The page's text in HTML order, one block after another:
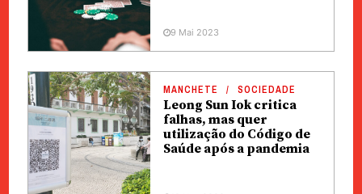
9 Mai 2023
MANCHETE SOCIEDADE
Leong Sun Iok critica
falhas, mas quer
utilização do Código de
Saúde após a pandemia